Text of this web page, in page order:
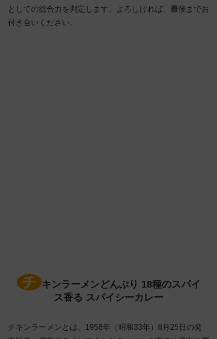
としての総合力を判定します。よろしければ、最後までお
付き合いください。
チ キンラーメンどんぶり 18種のスパイ
ス香る スパイシーカレー
チキンラーメンとは、1958年（昭和33年）8月25日の発